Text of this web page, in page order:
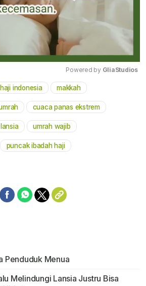
Powered by GliaStudios
indonesia makkah
cuaca panas ekstrem
lansia umrah wajib
puncak ibadah haji
Penduduk Menua
Melindungi Lansia Justru Bisa